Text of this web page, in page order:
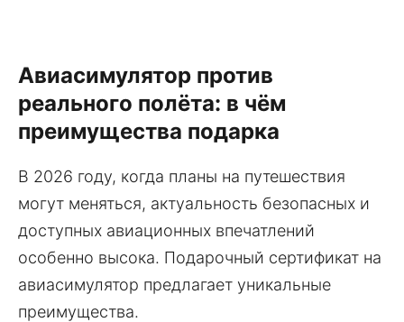
Авиасимулятор против
реального полёта: в чём
преимущества подарка
В 2026 году, когда планы на путешествия
могут меняться, актуальность безопасных и
доступных авиационных впечатлений
особенно высока. Подарочный сертификат на
авиасимулятор предлагает уникальные
преимущества.